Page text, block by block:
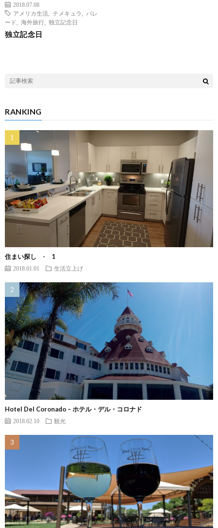
2018.07.08
アメリカ生活
テメキュラ
パレ
ード
海外旅行 独立記念日
独立記念日
RANKING
住まい探し - 1
2018.01.01 生活立上げ
Hotel Del Coronado – ホテル・デル・コロナド
2018.02.10 観光